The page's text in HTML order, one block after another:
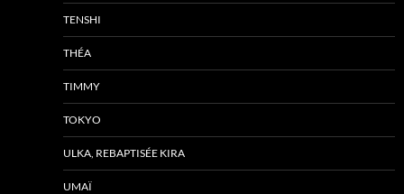
TENSHI
THÉA
TIMMY
TOKYO
ULKA, REBAPTISÉE KIRA
UMAÏ